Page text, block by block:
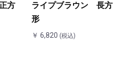
方
ライプブラウン 長方
形
￥ 6,820 (税込)